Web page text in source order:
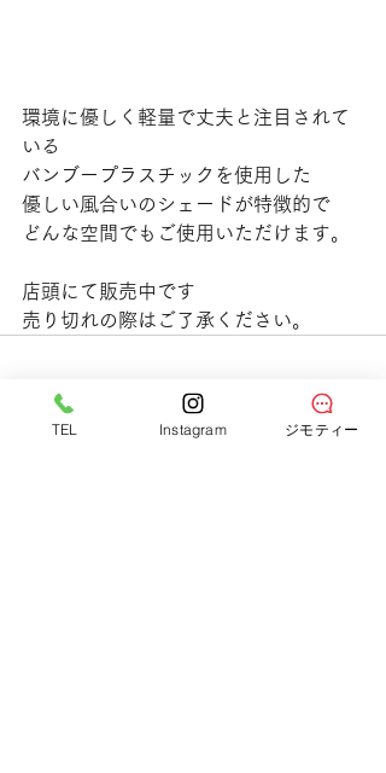
環境に優しく軽量で丈夫と注目されて
いる
バンブープラスチックを使用した
優しい風合いのシェードが特徴的で
どんな空間でもご使用いただけます。
店頭にて販売中です
売り切れの際はご了承ください。
最新記事 すべて表示
TEL Instagram ジモティー